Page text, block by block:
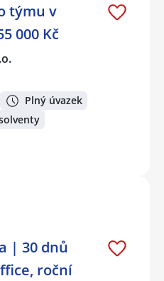
týmu v
000 Kč
Plný úvazek
| 30 dnů
roční